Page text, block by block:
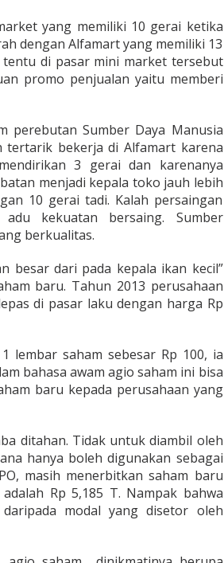
yang memiliki 10 gerai ketika
dengan Alfamart yang memiliki 13
di pasar mini market tersebut
promo penjualan yaitu memberi
perebutan Sumber Daya Manusia
tertarik bekerja di Alfamart karena
3 gerai dan karenanya
menjadi kepala toko jauh lebih
10 gerai tadi. Kalah persaingan
kekuatan bersaing. Sumber
berkualitas.
besar dari pada kepala ikan kecil”
baru. Tahun 2013 perusahaan
di pasar laku dengan harga Rp
lembar saham sebesar Rp 100, ia
bahasa awam agio saham ini bisa
baru kepada perusahaan yang
ditahan. Tidak untuk diambil oleh
hanya boleh digunakan sebagai
masih menerbitkan saham baru
Rp 5,185 T. Nampak bahwa
modal yang disetor oleh